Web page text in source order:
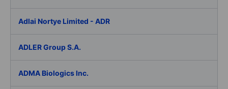
Adlai Nortye Limited - ADR
ADLER Group S.A.
ADMA Biologics Inc.